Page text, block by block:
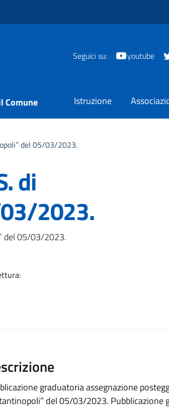
Seguici su: youtube
Comune Istruzione
del 05/03/2023.
di
2023.
del 05/03/2023.
graduatoria assegnazione
del 05/03/2023. Pubblicazione